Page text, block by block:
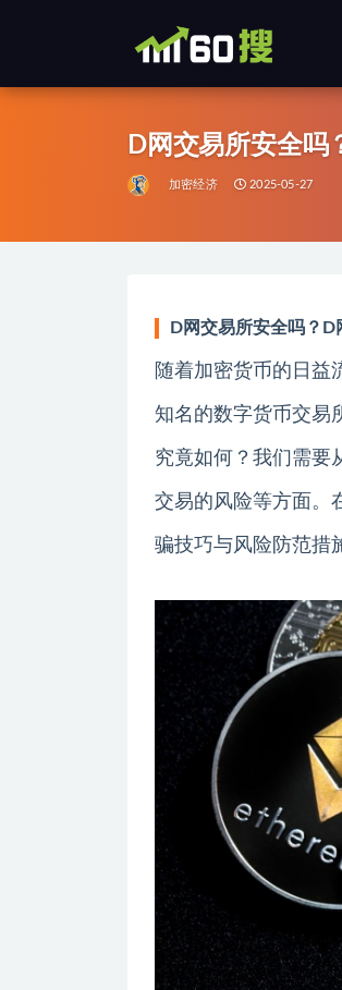
D网交易所安全吗
加密经济 2025-05-27
D网交易所安全吗？
随着加密货币的日益
知名的数字货币交易
究竟如何？我们需要
交易的风险等方面。
骗技巧与风险防范措